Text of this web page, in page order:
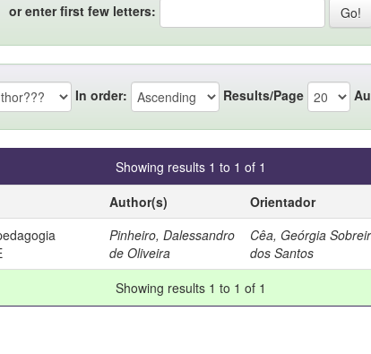
or enter first few letters:
In order: Results/Page
Showing results 1 to 1 of 1
Author(s) Orientador
Pinheiro, Dalessandro
de Oliveira
Cêa, Geórgia
dos Santos
Showing results 1 to 1 of 1